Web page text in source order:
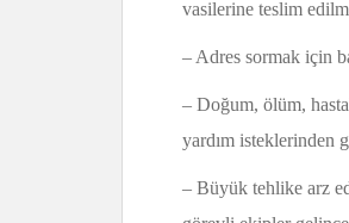
vasilerine teslim
– Adres sormak için
– Doğum, ölüm,
yardım isteklerinden
– Büyük tehlike arz